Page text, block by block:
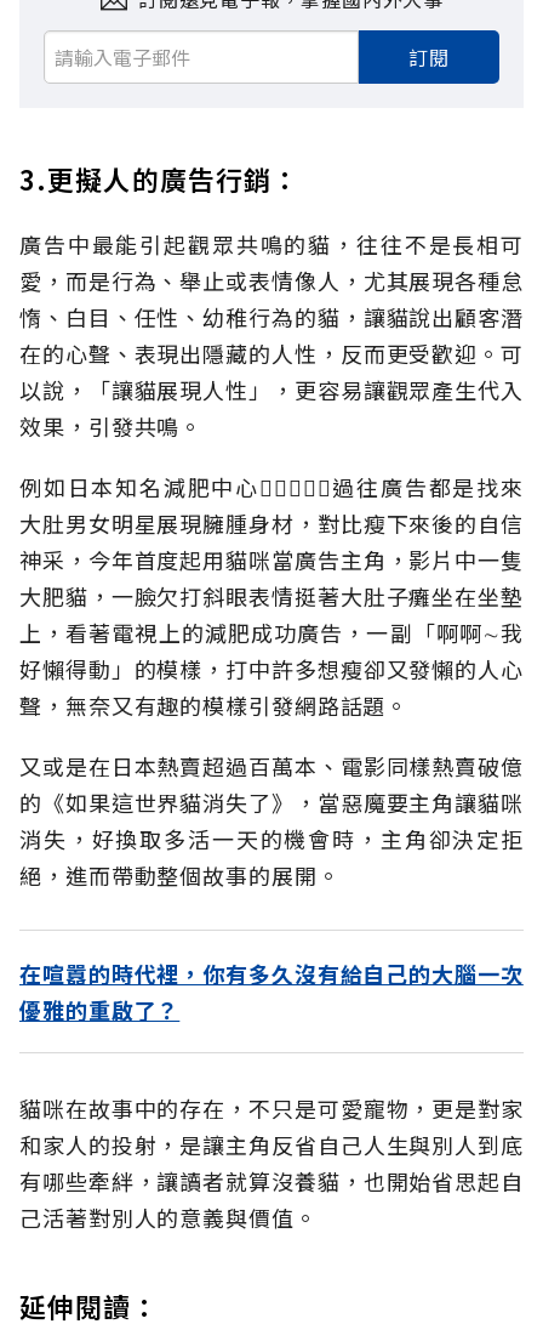
訂閱
3.更擬人的廣告行銷：
廣告中最能引起觀眾共鳴的貓，往往不是長相可
愛，而是行為、舉止或表情像人，尤其展現各種怠
惰、白目、任性、幼稚行為的貓，讓貓說出顧客潛
在的心聲、表現出隱藏的人性，反而更受歡迎。可
以說，「讓貓展現人性」，更容易讓觀眾產生代入
效果，引發共鳴。
例如日本知名減肥中心過往廣告都是找來
大肚男女明星展現臃腫身材，對比瘦下來後的自信
神采，今年首度起用貓咪當廣告主角，影片中一隻
大肥貓，一臉欠打斜眼表情挺著大肚子癱坐在坐墊
上，看著電視上的減肥成功廣告，一副「啊啊∼我
好懶得動」的模樣，打中許多想瘦卻又發懶的人心
聲，無奈又有趣的模樣引發網路話題。
又或是在日本熱賣超過百萬本、電影同樣熱賣破億
的《如果這世界貓消失了》，當惡魔要主角讓貓咪
消失，好換取多活一天的機會時，主角卻決定拒
絕，進而帶動整個故事的展開。
在喧囂的時代裡，你有多久沒有給自己的大腦一次
優雅的重啟了？
貓咪在故事中的存在，不只是可愛寵物，更是對家
和家人的投射，是讓主角反省自己人生與別人到底
有哪些牽絆，讓讀者就算沒養貓，也開始省思起自
己活著對別人的意義與價值。
延伸閱讀：